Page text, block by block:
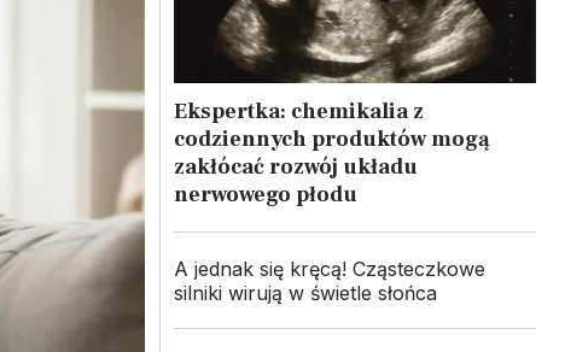
Ekspertka: chemikalia z
codziennych produktów mogą
zakłócać rozwój układu
nerwowego płodu
A jednak się kręcą! Cząsteczkowe
silniki wirują w świetle słońca